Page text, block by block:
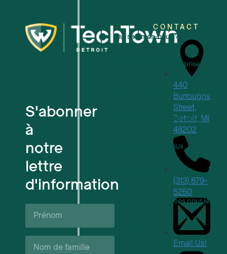
S'abonner
à
notre
lettre
d'information
Prénom*
Nom
de
Qui sommes-nous ?
Pour les petites entreprises
Pour les startups technologiques
Espaces de travail flexibles
Réservations de lieux
Événements à venir
Soutien et ressources pour les
CONTACT
440
Burroughs
Street,
Detroit, MI
48202
(313) 879-
5250
Email Us!